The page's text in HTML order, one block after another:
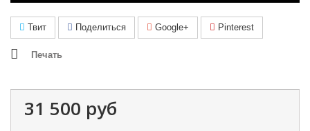
Твит Поделиться Google+ Pinterest
Печать
31 500 руб